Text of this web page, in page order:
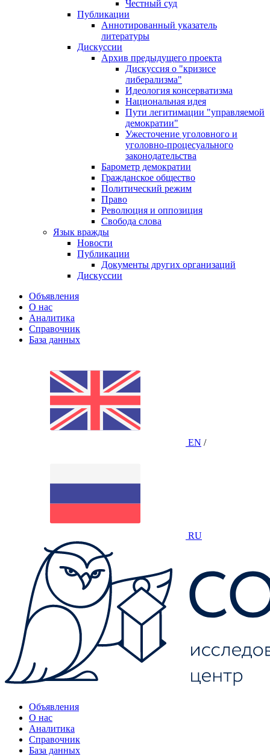
Честный суд
Публикации
Аннотированный указатель
литературы
Дискуссии
Архив предыдущего проекта
Дискуссия о "кризисе
либерализма"
Идеология консерватизма
Национальная идея
Пути легитимации "управляемой
демократии"
Ужесточение уголовного и
уголовно-процесуального
законодательства
Барометр демократии
Гражданское общество
Политический режим
Право
Революция и оппозиция
Свобода слова
Язык вражды
Новости
Публикации
Документы других организаций
Дискуссии
Объявления
О нас
Аналитика
Справочник
База данных
EN /
RU
Объявления
О нас
Аналитика
Справочник
База данных